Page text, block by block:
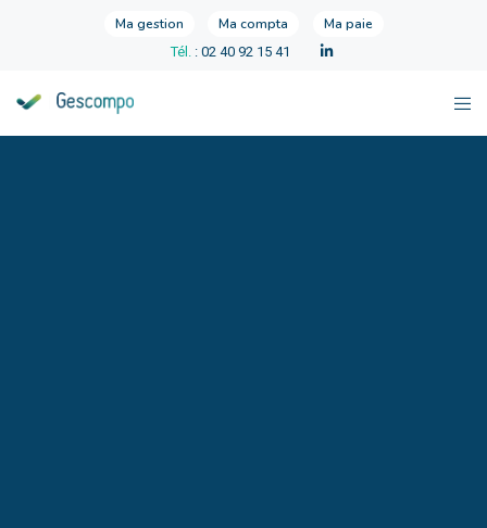
Ma gestion Ma compta Ma paie
Tél. : 02 40 92 15 41